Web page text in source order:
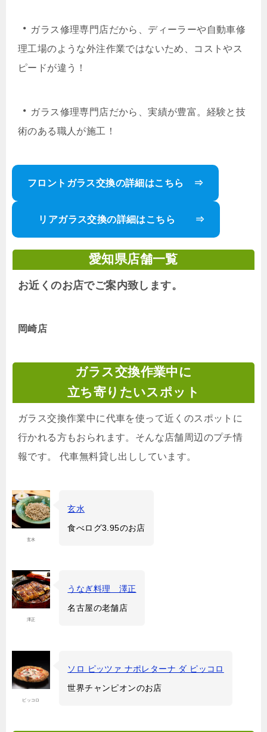
・ ガラス修理専門店だから、ディーラーや自動車修
理工場のような外注作業ではないため、コストやス
ピードが違う！
・ ガラス修理専門店だから、実績が豊富。経験と技
術のある職人が施工！
フロントガラス交換の詳細はこちら ⇒
リアガラス交換の詳細はこちら ⇒
愛知県店舗一覧
お近くのお店でご案内致します。
岡崎店
ガラス交換作業中に
立ち寄りたいスポット
ガラス交換作業中に代車を使って近くのスポットに
行かれる方もおられます。そんな店舗周辺のプチ情
報です。 代車無料貸し出ししています。
玄水
玄水
食べログ3.95のお店
澤正
うなぎ料理 澤正
名古屋の老舗店
ピッコロ
ソロ ピッツァ ナポレターナ ダ ピッコロ
世界チャンピオンのお店